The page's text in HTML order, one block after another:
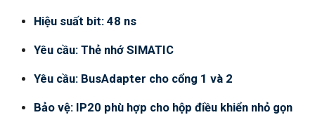
Hiệu suất bit: 48 ns
Yêu cầu: Thẻ nhớ SIMATIC
Yêu cầu: BusAdapter cho cổng 1 và 2
Bảo vệ: IP20 phù hợp cho hộp điều khiển nhỏ gọn